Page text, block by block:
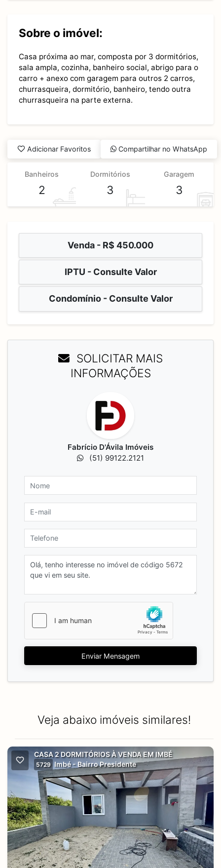
Sobre o imóvel:
Casa próxima ao mar, composta por 3 dormitórios,
sala ampla, cozinha, banheiro social, abrigo para o
carro + anexo com garagem para outros 2 carros,
churrasqueira, dormitório, banheiro, tendo outra
churrasqueira na parte externa.
Adicionar Favoritos Compartilhar no WhatsApp
Banheiros
2
Dormitórios
3
Garagem
3
Venda - R$ 450.000
IPTU - Consulte Valor
Condomínio - Consulte Valor
SOLICITAR MAIS
INFORMAÇÕES
Fabrício D'Ávila Imóveis
(51) 99122.2121
Enviar Mensagem
Veja abaixo imóveis similares!
CASA 2 DORMITÓRIOS À VENDA EM IMBÉ
5729 Imbé - Bairro Presidente